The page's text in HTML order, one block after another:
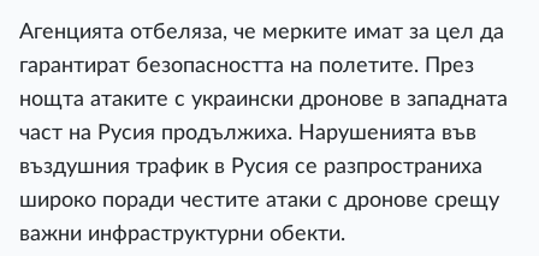
Агенцията отбеляза, че мерките имат за цел да
гарантират безопасността на полетите. През
нощта атаките с украински дронове в западната
част на Русия продължиха. Нарушенията във
въздушния трафик в Русия се разпространиха
широко поради честите атаки с дронове срещу
важни инфраструктурни обекти.